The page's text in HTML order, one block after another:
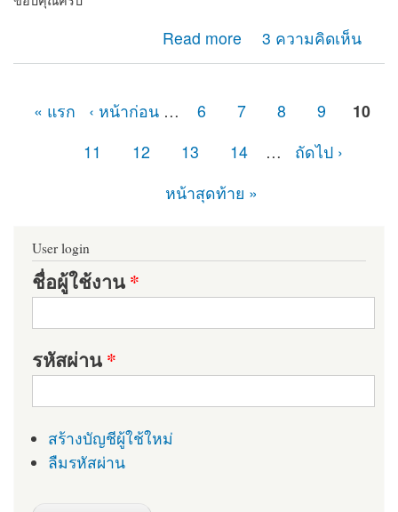
Read more
about path ไม่ชี้ไปที่ไฟล์ปลายทาง แต่เลื่อนเม้าส์ไปวาง
สามารถแสดงชื่อไฟล์ได้ถูกต้อง
3 ความคิดเห็น
หน้า« แรก ‹ หน้าก่อน … 6 7 8 9
10
11
12 13 14 …
ถัดไป ›
หน้าสุดท้าย »
User login
ชื่อผู้ใช้งาน*
รหัสผ่าน*
สร้างบัญชีผู้ใช้ใหม่
ลืมรหัสผ่าน